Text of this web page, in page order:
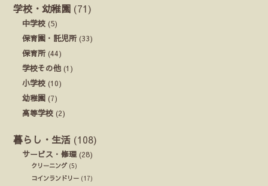
学校・幼稚園 (71)
中学校 (5)
保育園・託児所(33)
保育所(44)
学校その他 (1)
小学校 (10)
幼稚園 (7)
高等学校 (2)
暮らし・生活 (108)
サービス・修理 (28)
クリーニング(5)
コインランドリー (17)